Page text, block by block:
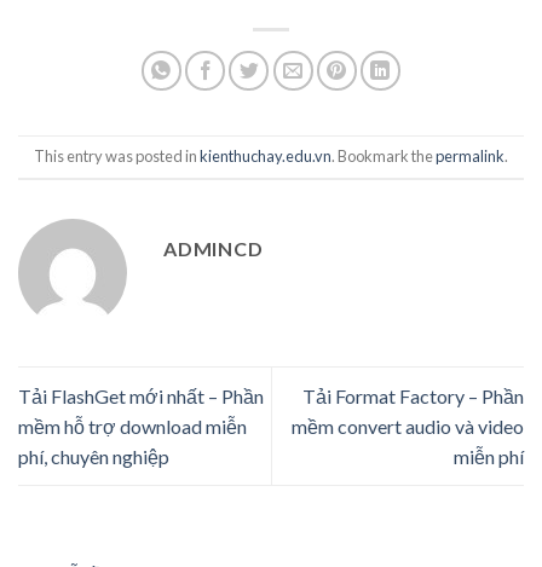
This entry was posted inkienthuchay.edu.vn. Bookmark thepermalink.
ADMINCD
Tải FlashGet mới nhất – Phần
mềm hỗ trợ download miễn
phí, chuyên nghiệp
Tải Format Factory – Phần
mềm convert audio và video
miễn phí